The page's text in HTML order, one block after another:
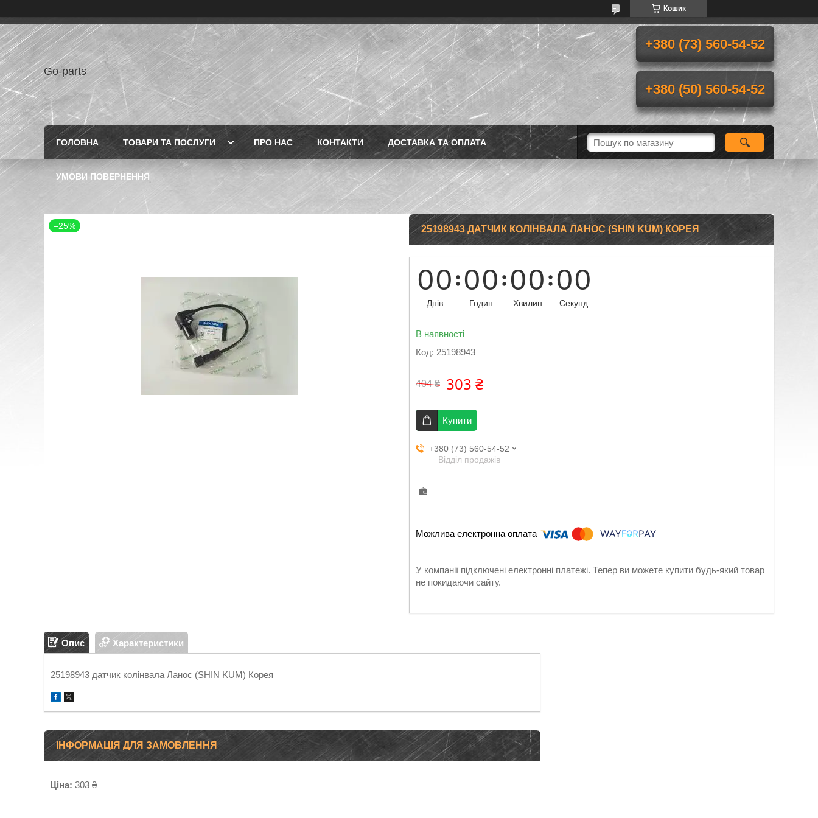
Кошик
Go-parts
+380 (73) 560-54-52
+380 (50) 560-54-52
ГОЛОВНА ТОВАРИ ТА ПОСЛУГИ ПРО НАС КОНТАКТИ ДОСТАВКА ТА ОПЛАТА
УМОВИ ПОВЕРНЕННЯ
–25% 25198943 ДАТЧИК КОЛІНВАЛА ЛАНОС (SHIN KUM) КОРЕЯ
00
Днів
00
Годин
00
Хвилин
00
Секунд
В наявності
Код: 25198943
404 ₴ 303 ₴
Купити
+380 (73) 560-54-52
Відділ продажів
У компанії підключені електронні платежі. Тепер ви можете купити будь-який товар
не покидаючи сайту.
Опис Характеристики
25198943 датчик колінвала Ланос (SHIN KUM) Корея
ІНФОРМАЦІЯ ДЛЯ ЗАМОВЛЕННЯ
Ціна: 303 ₴